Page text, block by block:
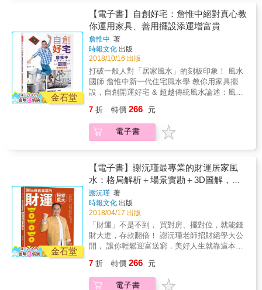
通：化繁為簡，把居家風水以最新穎又簡單的
方式呈現，就算對風水毫無概念也可以輕鬆理
解。 遠離煞氣富貴年年：不必大興土木、不用
改變格局，只要選對家具、找到屬於自己的開
運色系、避開NG的擺設風水，就能提升家中氣
場，遠離壞運。 & 風水國師 詹惟中，教你最全
面、最簡單、最生活化的居家風水開運祕法！
只要買對家具、擺對位， 小資族也能擁有屬於
自己的夢幻風水好宅！ & 「開運風水４字訣」
搶先曝光！ 客廳「上明下暗」：來個明亮色的
環。 廚房「水火不臨」：瓦斯爐屬火，水槽、
冰箱屬水，不讓水火相鄰或相對就一切OK。 餐
廳「桌穩椅靠」：餐桌椅材質宜穩重、色系宜
「暗房床暖」：客廳亮，臥室就要暗，房內色
系溫暖舒服，才能一覺好眠，健康無虞。 & 風
水好宅不是有錢人的專利，風水國師詹惟中依
照八字流年、生肖、五行、面相、風水陽宅等
命理學原則，教你把沙發、床鋪、電視櫃、餐
桌等家具擺在最正確的位置，並挑選最適合自
己的款式及顏色，讓每天居住的「家」產生好
的能量與氣場；有了好宅的加持，回到家就等
你會發現，原來好的住宅風水，不拘任何形
式、不論任何風格，只要留意居家家具擺設，
每個人都能做到！
金石堂
【電子書】自創好宅：詹惟中絕對真心教
你運用家具、善用擺設添運增富貴
詹惟中 著
時報文化 出版
2018/10/16 出版
打破一般人對「居家風水」的刻板印象！ 風水
國師 詹惟中新一代住宅風水學 教你用家具擺
設，自創開運好宅 & 超越傳統風水論述：風水
改變不了的外煞，詹老師說：「室內格局的家
具擺設，才是開運的大重點」。 煥然一新陽宅
解說：好的居家風水不等於花大錢，或擺一堆
通：化繁為簡，把居家風水以最新穎又簡單的
方式呈現，就算對風水毫無概念也可以輕鬆理
解。 遠離煞氣富貴年年：不必大興土木、不用
改變格局，只要選對家具、找到屬於自己的開
運色系、避開NG的擺設風水，就能提升家中氣
場，遠離壞運。 & 風水國師 詹惟中，教你最全
面、最簡單、最生活化的居家風水開運祕法！
只要買對家具、擺對位， 小資族也能擁有屬於
自己的夢幻風水好宅！ & 「開運風水４字訣」
搶先曝光！ 客廳「上明下暗」：來個明亮色的
環。 廚房「水火不臨」：瓦斯爐屬火，水槽、
7 折 特價 266 元
電子書
金石堂
【電子書】謝沅瑾最專業的財運居家風
水：格局解析＋場景實勘＋3D圖解，教
你買好宅、擺對財位，善用招財風水，迎
富送窮，正財、偏財都超旺！
謝沅瑾 著
時報文化 出版
2018/04/17 出版
「財運」不是不到， 買對房、擺對位，就能錢
財大進，存款翻倍！ 謝沅瑾老師招財絕學大公
開， 讓你輕鬆迎富送窮，美好人生就靠這本！
謝沅瑾教你化解壞煞氣、改造好格局！ 招財３
絕招，助你財運滾滾～～ 第１招：財位範圍勿
開窗，財氣活絡不流散。 第２招：善用招財好
7 折 特價 266 元
電子書